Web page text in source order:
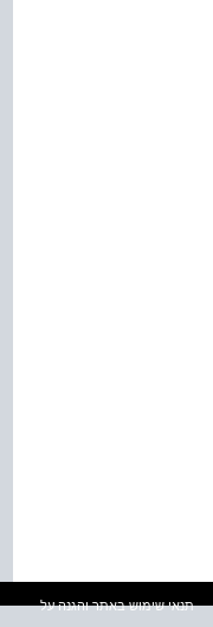
תנאי שימוש באתר והגנה על